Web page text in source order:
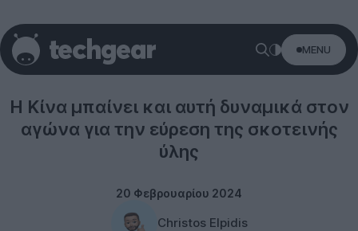
MENU
Η Κίνα μπαίνει και αυτή δυναμικά στον
αγώνα για την εύρεση της σκοτεινής
ύλης
20 Φεβρουαρίου 2024
Christos Elpidis